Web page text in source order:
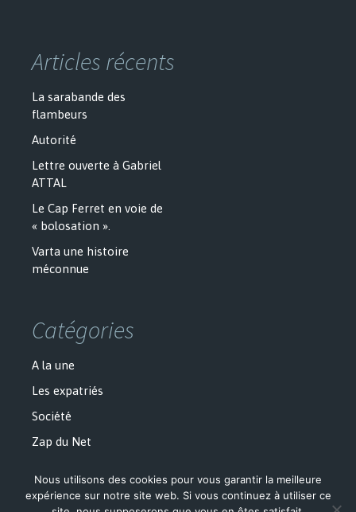
Articles récents
La sarabande des
flambeurs
Autorité
Lettre ouverte à Gabriel
ATTAL
Le Cap Ferret en voie de
« bolosation ».
Varta une histoire
méconnue
Catégories
A la une
Les expatriés
Société
Zap du Net
Nous utilisons des cookies pour vous garantir la meilleure
expérience sur notre site web. Si vous continuez à utiliser ce